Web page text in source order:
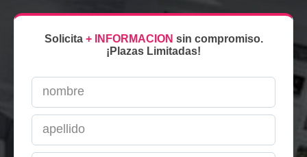
Solicita + INFORMACION sin compromiso.
¡Plazas Limitadas!